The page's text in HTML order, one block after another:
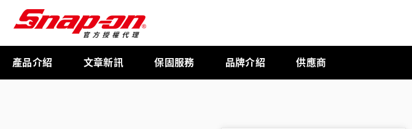
產品介紹 文章新訊 保固服務 品牌介紹 供應商